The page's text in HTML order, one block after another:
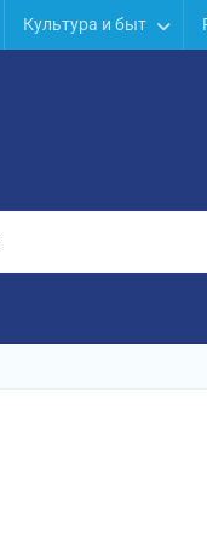
Культура и быт